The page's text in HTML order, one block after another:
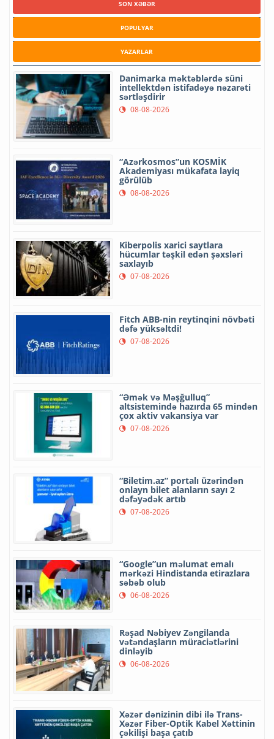
SON XƏBƏR
POPULYAR
YAZARLAR
Danimarka məktəblərdə süni
intellektdən istifadəyə nəzarəti
sərtləşdirir
08-08-2026
“Azərkosmos”un KOSMİK
Akademiyası mükafata layiq
görülüb
08-08-2026
Kiberpolis xarici saytlara
hücumlar təşkil edən şəxsləri
saxlayıb
07-08-2026
Fitch ABB-nin reytinqini növbəti
dəfə yüksəltdi!
07-08-2026
“Əmək və Məşğulluq”
altsistemində hazırda 65 mindən
çox aktiv vakansiya var
07-08-2026
“Biletim.az” portalı üzərindən
onlayn bilet alanların sayı 2
dəfəyədək artıb
07-08-2026
“Google”un məlumat emalı
mərkəzi Hindistanda etirazlara
səbəb olub
06-08-2026
Rəşad Nəbiyev Zəngilanda
vətəndaşların müraciətlərini
dinləyib
06-08-2026
Xəzər dənizinin dibi ilə Trans-
Xəzər Fiber-Optik Kabel Xəttinin
çəkilişi başa çatıb